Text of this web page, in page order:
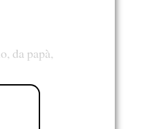
da papà,